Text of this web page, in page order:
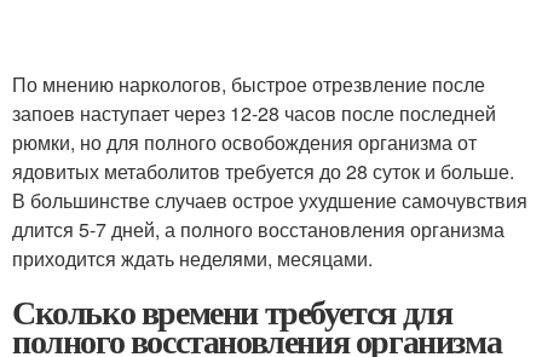
По мнению наркологов, быстрое отрезвление после
запоев наступает через 12-28 часов после последней
рюмки, но для полного освобождения организма от
ядовитых метаболитов требуется до 28 суток и больше.
В большинстве случаев острое ухудшение самочувствия
длится 5-7 дней, а полного восстановления организма
приходится ждать неделями, месяцами.
Сколько времени требуется для
полного восстановления организма